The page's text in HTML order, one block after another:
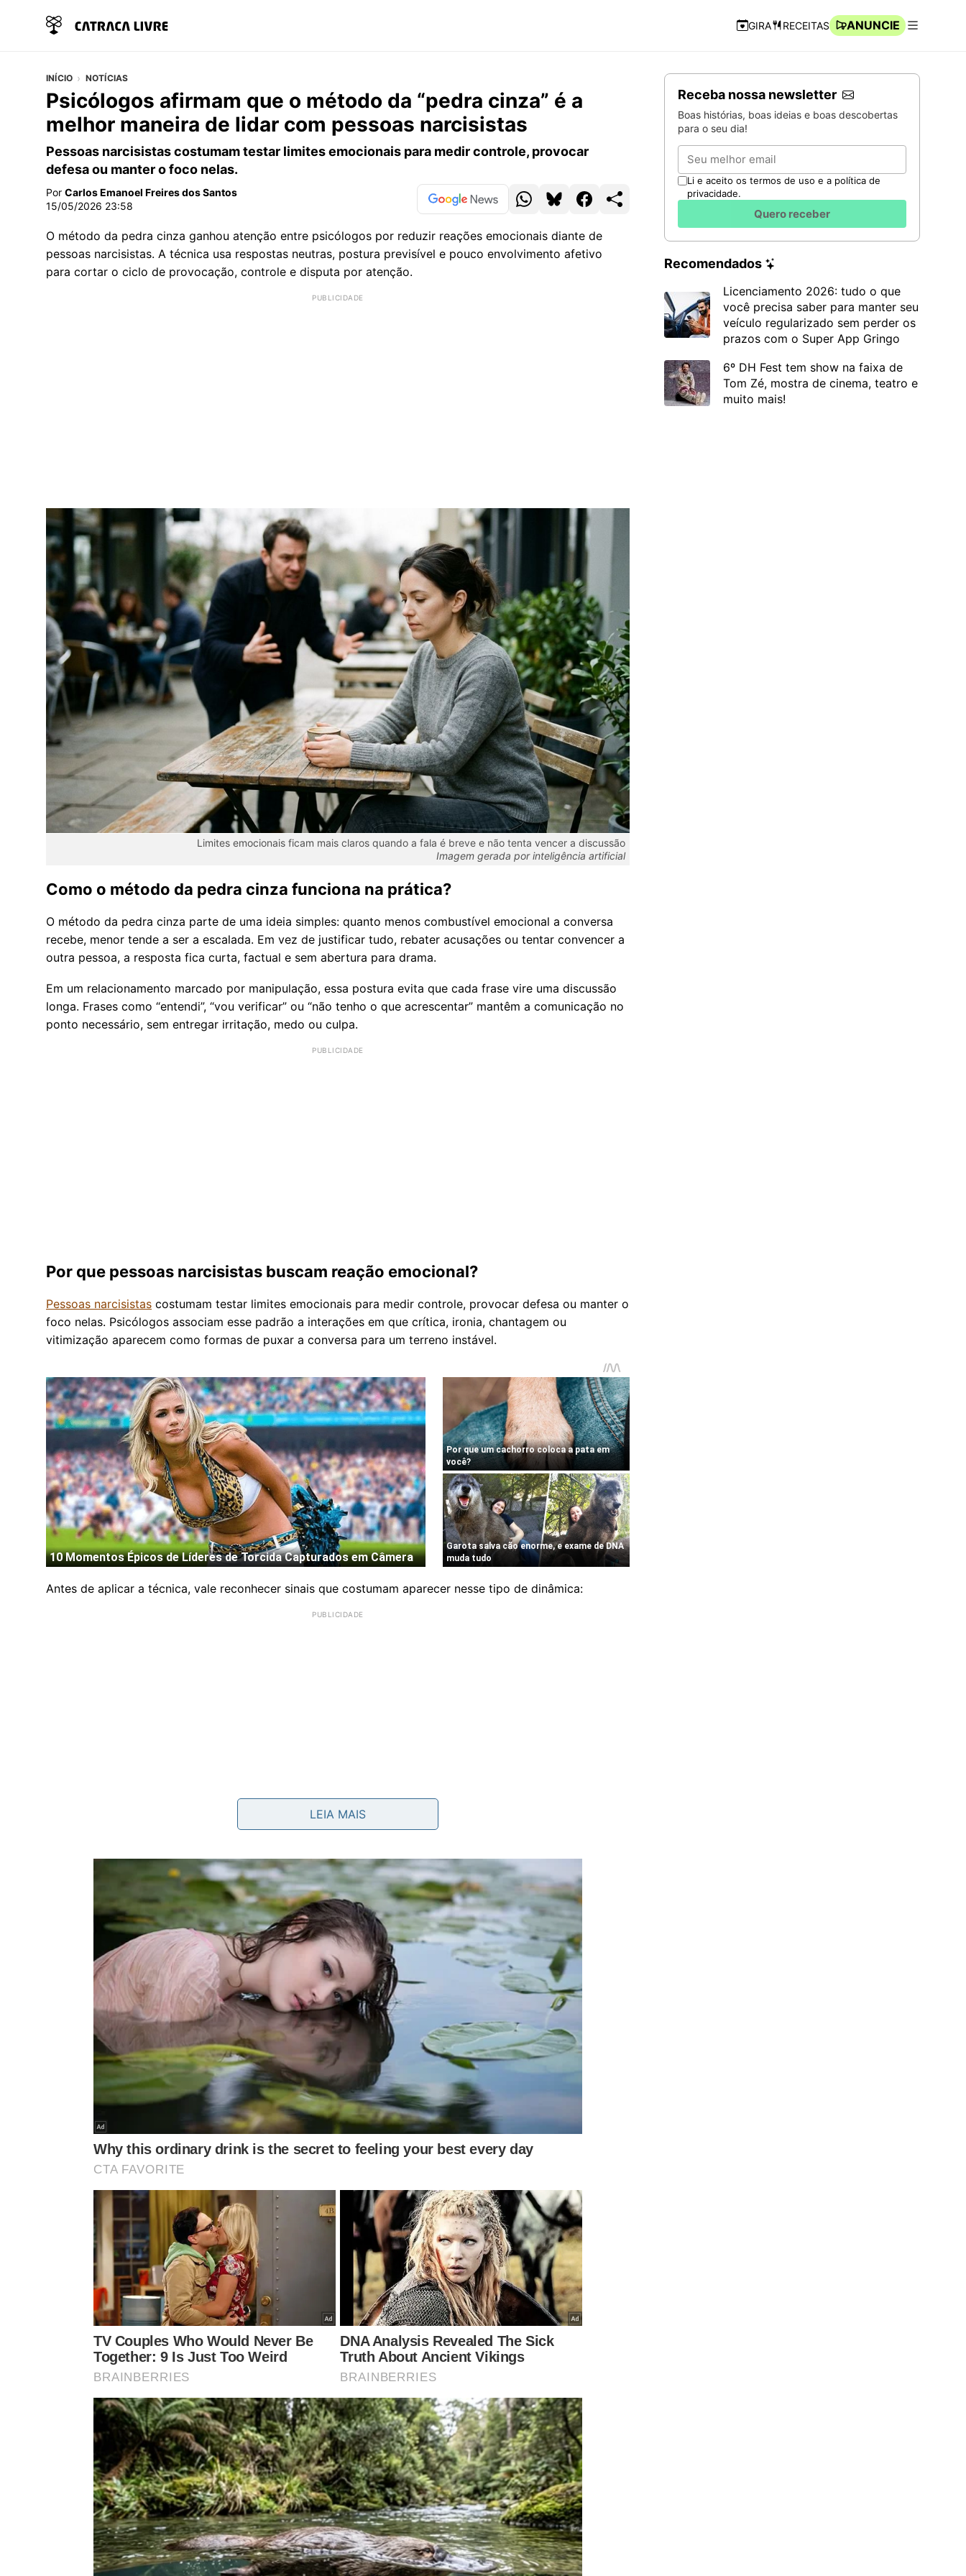
Navegação Rápida
GIRA RECEITAS
ANUNCIE
INÍCIO NOTÍCIAS
Psicólogos afirmam que o método da “pedra cinza” é a
melhor maneira de lidar com pessoas narcisistas
Pessoas narcisistas costumam testar limites emocionais para medir controle, provocar
defesa ou manter o foco nelas.
Por Carlos Emanoel Freires dos Santos
15/05/2026 23:58
O método da pedra cinza ganhou atenção entre psicólogos por reduzir reações emocionais diante de
pessoas narcisistas. A técnica usa respostas neutras, postura previsível e pouco envolvimento afetivo
para cortar o ciclo de provocação, controle e disputa por atenção.
Limites emocionais ficam mais claros quando a fala é breve e não tenta vencer a discussão
Imagem gerada por inteligência artificial
Como o método da pedra cinza funciona na prática?
O método da pedra cinza parte de uma ideia simples: quanto menos combustível emocional a conversa
recebe, menor tende a ser a escalada. Em vez de justificar tudo, rebater acusações ou tentar convencer a
outra pessoa, a resposta fica curta, factual e sem abertura para drama.
Em um relacionamento marcado por manipulação, essa postura evita que cada frase vire uma discussão
longa. Frases como “entendi”, “vou verificar” ou “não tenho o que acrescentar” mantêm a comunicação no
ponto necessário, sem entregar irritação, medo ou culpa.
Por que pessoas narcisistas buscam reação emocional?
Pessoas narcisistas costumam testar limites emocionais para medir controle, provocar defesa ou manter o
foco nelas. Psicólogos associam esse padrão a interações em que crítica, ironia, chantagem ou
vitimização aparecem como formas de puxar a conversa para um terreno instável.
Antes de aplicar a técnica, vale reconhecer sinais que costumam aparecer nesse tipo de dinâmica:
perguntas feitas para gerar culpa, não para entender uma situação;
uso de críticas pessoais para desviar de fatos objetivos;
insistência em respostas imediatas, mesmo quando o tema não é urgente.
Limites emocionais ficam mais claros quando a fala é breve e não tenta vencer a discussão
Imagem gerada por inteligência artificial
Quais respostas neutras ajudam a manter limites emocionais?
Limites emocionais ficam mais claros quando a fala é breve e não tenta vencer a discussão. O objetivo
não é parecer frio, mas reduzir brechas para ataques, acusações e interpretações distorcidas.
Algumas respostas neutras funcionam melhor quando repetidas com calma:
“Não vou discutir isso agora.”
“Já respondi sobre esse assunto.”
“Vou considerar o que você disse.”
“Prefiro falar apenas sobre o que precisa ser resolvido.”
Quando a técnica exige cuidado no relacionamento
O método da pedra cinza não resolve todos os cenários. Em um relacionamento com ameaça,
perseguição, controle financeiro ou isolamento, a prioridade deixa de ser apenas comunicação neutra e
passa a envolver rede de apoio, orientação profissional e segurança.
LEIA MAIS
Receba nossa newsletter
Boas histórias, boas ideias e boas descobertas
para o seu dia!
Email
Li e aceito os termos de uso e a política de
privacidade.
Quero receber
Recomendados
Licenciamento 2026: tudo o que
você precisa saber para manter seu
veículo regularizado sem perder os
prazos com o Super App Gringo
6º DH Fest tem show na faixa de
Tom Zé, mostra de cinema, teatro e
muito mais!